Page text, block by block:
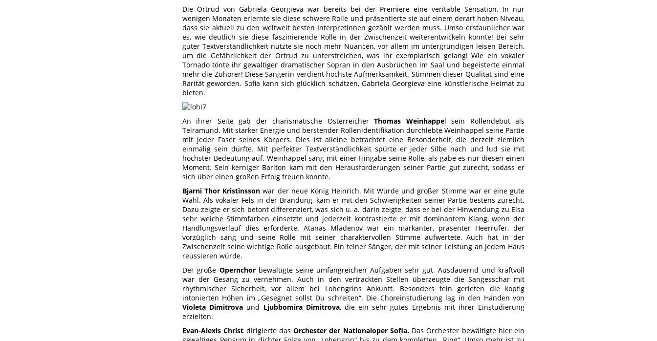
Die Ortrud von Gabriela Georgieva war bereits bei der Premiere eine veritable Sensation. In nur
wenigen Monaten erlernte sie diese schwere Rolle und präsentierte sie auf einem derart hohen Niveau,
dass sie aktuell zu den weltweit besten Interpretinnen gezählt werden muss. Umso erstaunlicher war
es, wie deutlich sie diese faszinierende Rolle in der Zwischenzeit weiterentwickeln konnte! Bei sehr
guter Textverständlichkeit nutzte sie noch mehr Nuancen, vor allem im untergründigen leisen Bereich,
um die Gefährlichkeit der Ortrud zu unterstreichen, was ihr exemplarisch gelang! Wie ein vokaler
Tornado tönte ihr gewaltiger dramatischer Sopran in den Ausbrüchen im Saal und begeisterte einmal
mehr die Zuhörer! Diese Sängerin verdient höchste Aufmerksamkeit. Stimmen dieser Qualität sind eine
Rarität geworden. Sofia kann sich glücklich schätzen, Gabriela Georgieva eine künstlerische Heimat zu
bieten.
An ihrer Seite gab der charismatische ÖsterreicherThomas Weinhappel sein Rollendebüt als
Telramund. Mit starker Energie und berstender Rollenidentifikation durchlebte Weinhappel seine Partie
mit jeder Faser seines Körpers. Dies ist alleine betrachtet eine Besonderheit, die derzeit ziemlich
einmalig sein dürfte. Mit perfekter Textverständlichkeit spürte er jeder Silbe nach und lud sie mit
höchster Bedeutung auf. Weinhappel sang mit einer Hingabe seine Rolle, als gäbe es nur diesen einen
Moment. Sein kerniger Bariton kam mit den Herausforderungen seiner Partie gut zurecht, sodass er
sich über einen großen Erfolg freuen konnte.
Bjarni Thor Kristinsson war der neue König Heinrich. Mit Würde und großer Stimme war er eine gute
Wahl. Als vokaler Fels in der Brandung, kam er mit den Schwierigkeiten seiner Partie bestens zurecht.
Dazu zeigte er sich betont differenziert, was sich u. a. darin zeigte, dass er bei der Hinwendung zu Elsa
sehr weiche Stimmfarben einsetzte und jederzeit kontrastierte er mit dominantem Klang, wenn der
Handlungsverlauf dies erforderte. Atanas Mladenov war ein markanter, präsenter Heerrufer, der
vorzüglich sang und seine Rolle mit seiner charaktervollen Stimme aufwertete. Auch hat in der
Zwischenzeit seine wichtige Rolle ausgebaut. Ein feiner Sänger, der mit seiner Leistung an jedem Haus
reüssieren würde.
Der große Opernchorbewältigte seine umfangreichen Aufgaben sehr gut. Ausdauernd und kraftvoll
war der Gesang zu vernehmen. Auch in den vertrackten Stellen überzeugte die Sangesschar mit
rhythmischer Sicherheit, vor allem bei Lohengrins Ankunft. Besonders fein gerieten die kopfig
intonierten Höhen im „Gesegnet sollst Du schreiten“. Die Choreinstudierung lag in den Händen von
Violeta Dimitrova und Ljubbomira Dimitrova, die ein sehr gutes Ergebnis mit ihrer Einstudierung
erzielten.
Evan-Alexis Christ dirigierte das Orchester der Nationaloper Sofia.Das Orchester bewältigte hier ein